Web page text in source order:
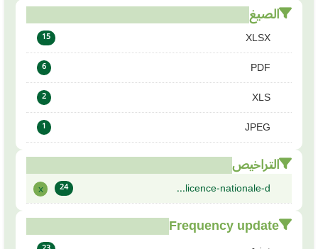
الصيغ
XLSX
15
PDF
6
XLS
2
JPEG
1
التراخيص
licence-nationale-d...
24
x
Frequency update